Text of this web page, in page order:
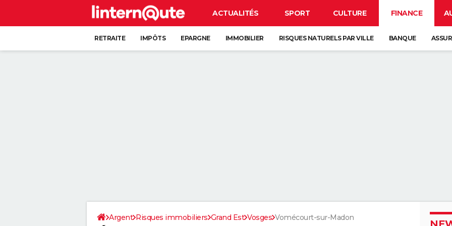
ACTUALITÉS SPORT CULTURE FINANCE
RETRAITE IMPÔTS EPARGNE IMMOBILIER RISQUES NATURELS PAR VILLE BANQUE
Argent Risques immobiliers Grand Est Vosges Vomécourt-sur-Madon